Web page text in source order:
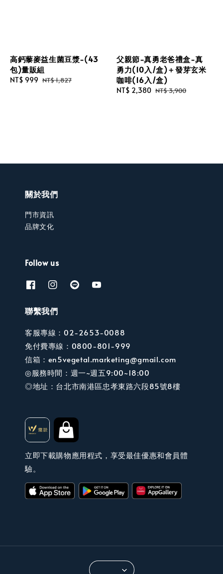
高鈣藜麥益生菌豆漿-(43
包)量販組
Sale
NT$ 999 Regular
NT$ 1,827
父親節-真勇老爸禮盒-真
勇力(10入/盒)＋發芽玄米
咖啡(16入/盒)
Sale
NT$ 2,380 Regular
NT$ 3,900
關於我們
門市資訊
品牌文化
Follow us
聯繫我們
客服專線：02-2653-0088
免付費專線：0800-801-999
信箱：en5vegetal.marketing@gmail.com
◎服務時間：週一~週五9:00~18:00
◎地址：台北市南港區忠孝東路六段85號8樓
立即下載購物應用程式，享受最佳優惠和會員體
驗。